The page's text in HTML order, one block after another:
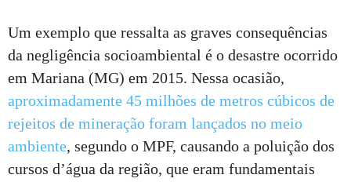
Um exemplo que ressalta as graves consequências
da negligência socioambiental é o desastre ocorrido
em Mariana (MG) em 2015. Nessa ocasião,
aproximadamente 45 milhões de metros cúbicos de
rejeitos de mineração foram lançados no meio
ambiente, segundo o MPF, causando a poluição dos
cursos d’água da região, que eram fundamentais